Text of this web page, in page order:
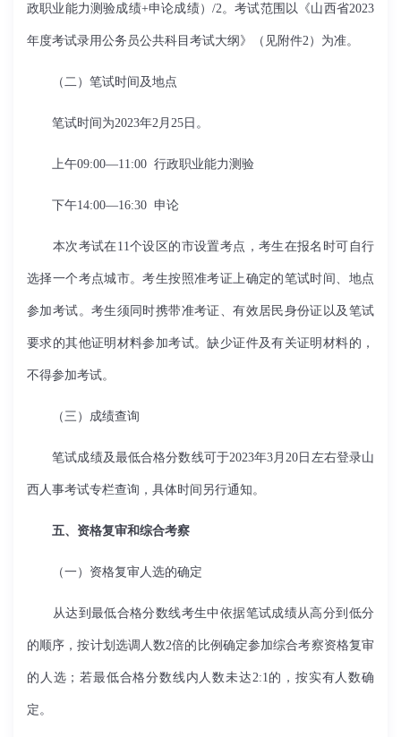
政职业能力测验成绩+申论成绩） /2 。考试范围以《山西省2023
年度考试录用公务员公共科目考试大纲》（见附件2 ）为准。
（二）笔试时间及地点
笔试时间为2023年2 月 25日。
上午09:00—11:00 行政职业能力测验
下午14:00—16:30 申论
本次考试在11个设区的市设置考点，考生在报名时可自行
选择一个考点城市。考生按照准考证上确定的笔试时间、地点
参加考试。考生须同时携带准考证、有效居民身份证以及笔试
要求的其他证明材料参加考试。缺少证件及有关证明材料的，
不得参加考试。
（三）成绩查询
笔试成绩及最低合格分数线可于2023年3 月 20日左右登录山
西人事考试专栏查询，具体时间另行通知。
五、资格复审和综合考察
（一）资格复审人选的确定
从达到最低合格分数线考生中依据笔试成绩从高分到低分
的顺序，按计划选调人数2倍的比例确定参加综合考察资格复审
的人选；若最低合格分数线内人数未达 2:1 的，按实有人数确
定。